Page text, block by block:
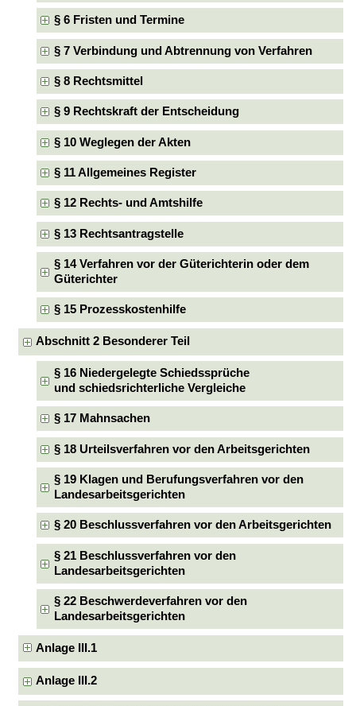
§ 6 Fristen und Termine
§ 7 Verbindung und Abtrennung von Verfahren
§ 8 Rechtsmittel
§ 9 Rechtskraft der Entscheidung
§ 10 Weglegen der Akten
§ 11 Allgemeines Register
§ 12 Rechts- und Amtshilfe
§ 13 Rechtsantragstelle
§ 14 Verfahren vor der Güterichterin oder dem
Güterichter
§ 15 Prozesskostenhilfe
Abschnitt 2 Besonderer Teil
§ 16 Niedergelegte Schiedssprüche
und schiedsrichterliche Vergleiche
§ 17 Mahnsachen
§ 18 Urteilsverfahren vor den Arbeitsgerichten
§ 19 Klagen und Berufungsverfahren vor den
Landesarbeitsgerichten
§ 20 Beschlussverfahren vor den Arbeitsgerichten
§ 21 Beschlussverfahren vor den
Landesarbeitsgerichten
§ 22 Beschwerdeverfahren vor den
Landesarbeitsgerichten
Anlage III.1
Anlage III.2